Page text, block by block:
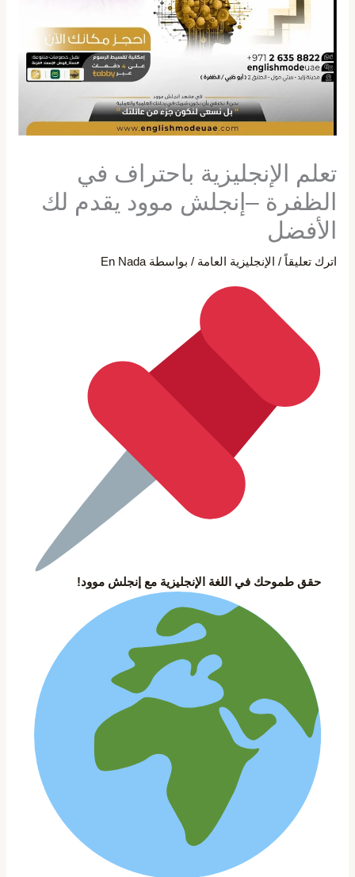
تعلم الإنجليزية باحتراف في
الظفرة –إنجلش موود يقدم لك
الأفضل
اترك تعليقاً / الإنجليزية العامة / بواسطة En Nada
حقق طموحك في اللغة الإنجليزية مع إنجلش موود!